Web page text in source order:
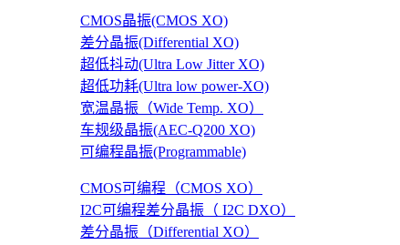
CMOS晶振(CMOS XO)
差分晶振(Differential XO)
超低抖动(Ultra Low Jitter XO)
超低功耗(Ultra low power-XO)
宽温晶振（Wide Temp. XO）
车规级晶振(AEC-Q200 XO)
可编程晶振(Programmable)
CMOS可编程（CMOS XO）
I2C可编程差分晶振（ I2C DXO）
差分晶振（Differential XO）